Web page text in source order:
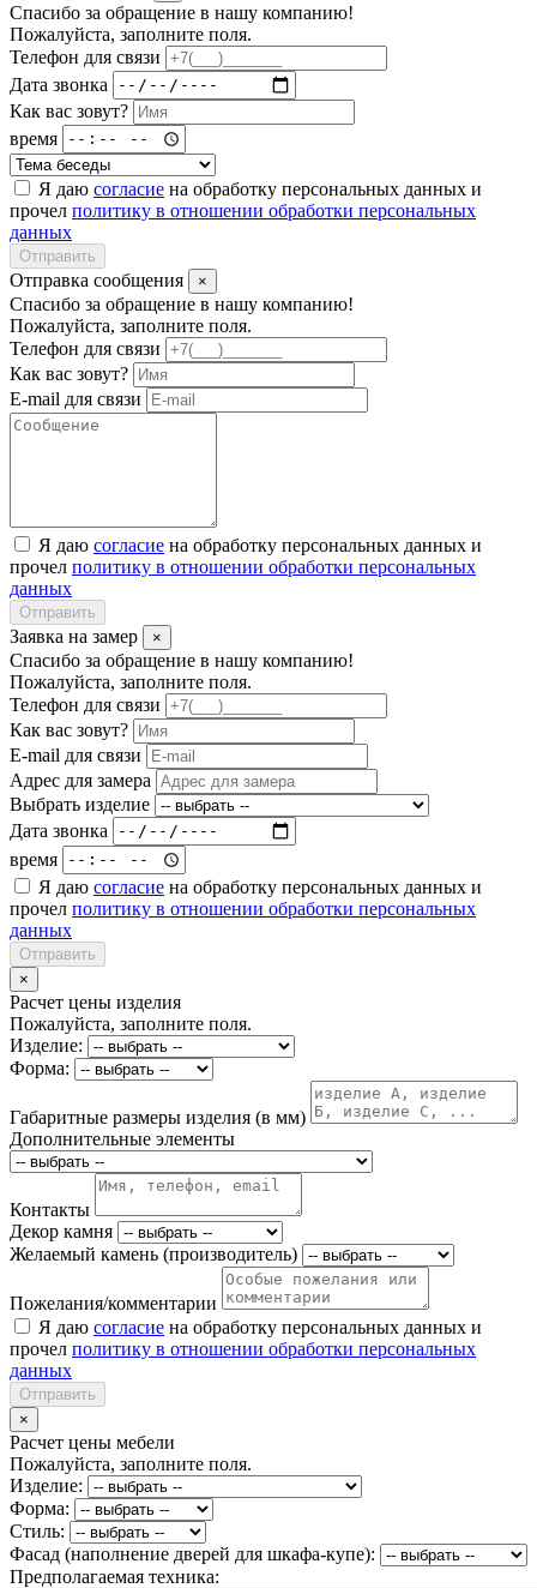
Спасибо за обращение в нашу компанию!
Пожалуйста, заполните поля.
Телефон для связи
Дата звонка
Как вас зовут?
время
Я даю согласие на обработку персональных данных и
прочел политику в отношении обработки персональных
данных
Отправить
Отправка сообщения ×
Спасибо за обращение в нашу компанию!
Пожалуйста, заполните поля.
Телефон для связи
Как вас зовут?
E-mail для связи
Я даю согласие на обработку персональных данных и
прочел политику в отношении обработки персональных
данных
Отправить
Заявка на замер ×
Спасибо за обращение в нашу компанию!
Пожалуйста, заполните поля.
Телефон для связи
Как вас зовут?
E-mail для связи
Адрес для замера
Выбрать изделие
Дата звонка
время
Я даю согласие на обработку персональных данных и
прочел политику в отношении обработки персональных
данных
Отправить
×
Расчет цены изделия
Пожалуйста, заполните поля.
Изделие:
Форма:
Габаритные размеры изделия (в мм)
Дополнительные элементы
Контакты
Декор камня
Желаемый камень (производитель)
Пожелания/комментарии
Я даю согласие на обработку персональных данных и
прочел политику в отношении обработки персональных
данных
Отправить
×
Расчет цены мебели
Пожалуйста, заполните поля.
Изделие:
Форма:
Стиль:
Фасад (наполнение дверей для шкафа-купе):
Предполагаемая техника: